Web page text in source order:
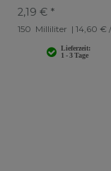
2,19 € *
150 Milliliter | 14,60 €